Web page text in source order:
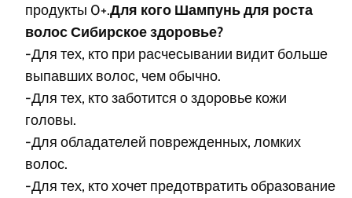
продукты 0+.Для кого Шампунь для роста
волос Сибирское здоровье?
-Для тех, кто при расчесывании видит больше
выпавших волос, чем обычно.
-Для тех, кто заботится о здоровье кожи
головы.
-Для обладателей поврежденных, ломких
волос.
-Для тех, кто хочет предотвратить образование